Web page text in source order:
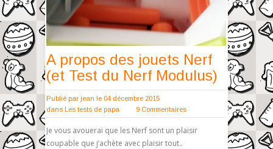
A propos des jouets Nerf
(et Test du Nerf Modulus)
Publié par jean le 04 décembre 2015
dans Les tests de papa 9 Commentaires
Je vous avouerai que les Nerf sont un plaisir
coupable que j’achète avec plaisir tout..